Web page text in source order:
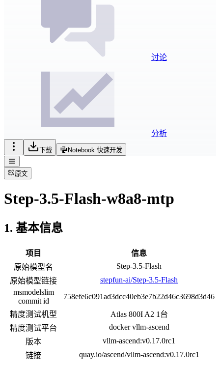
讨论
分析
下载 Notebook 快速开发
原文
Step-3.5-Flash-w8a8-mtp
1. 基本信息
项目
信息
原始模型名
Step-3.5-Flash
原始模型链接
stepfun-ai/Step-3.5-Flash
msmodelslim
commit id
758efe6c091ad3dcc40eb3e7b22d46c3698d3d46
精度测试机型
Atlas 800I A2 1台
精度测试平台
docker vllm-ascend
版本
vllm-ascend:v0.17.0rc1
链接
quay.io/ascend/vllm-ascend:v0.17.0rc1